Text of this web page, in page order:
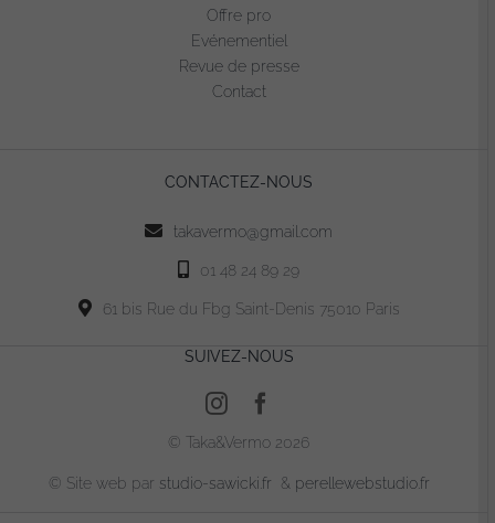
Offre pro
Evénementiel
Revue de presse
Contact
CONTACTEZ-NOUS
takavermo@gmail.com
01 48 24 89 29
61 bis Rue du Fbg Saint-Denis 75010 Paris
SUIVEZ-NOUS
© Taka&Vermo 2026
© Site web par studio-sawicki.fr & perellewebstudio.fr